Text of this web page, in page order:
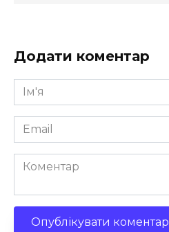
Додати коментар
Ім'я
*
Email
*
Коментар